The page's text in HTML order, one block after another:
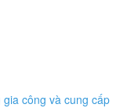
gia công và cung cấp